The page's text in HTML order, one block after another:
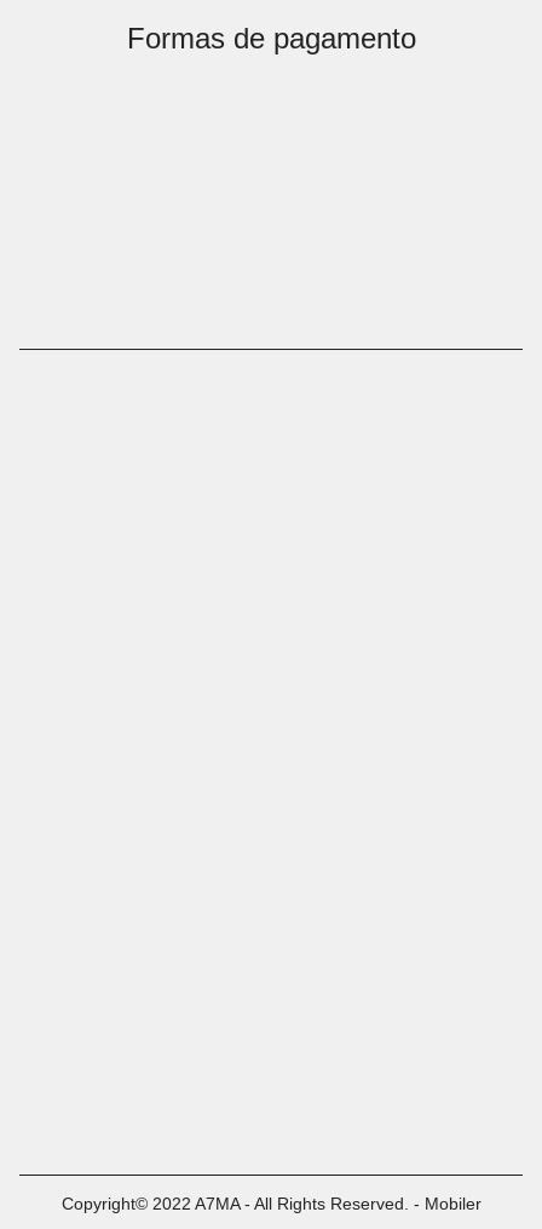
Formas de pagamento
Copyright© 2022 A7MA - All Rights Reserved. - Mobiler